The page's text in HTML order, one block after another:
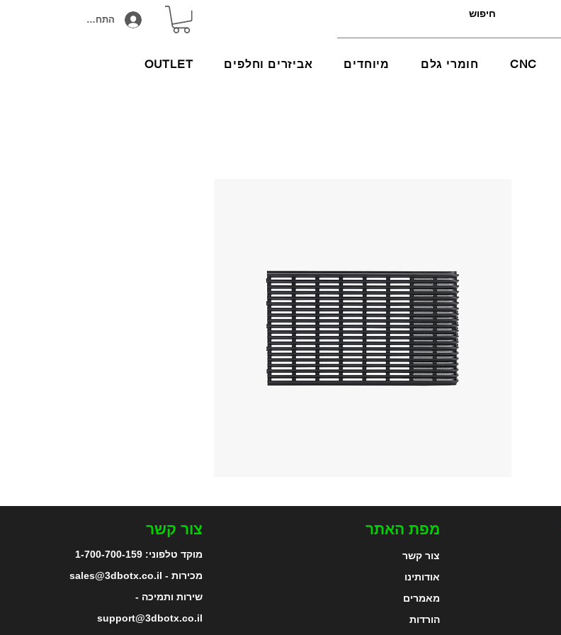
התחבר/הירשם
OUTLET אביזרים וחלפים מיוחדים חומרי גלם CNC
צור קשר
מוקד טלפוני:1-700-700-159
מכירות - sales@3dbotx.co.il
שירות ותמיכה -
support@3dbotx.co.il
מפת האתר
צור קשר
אודותינו
מאמרים
הורדות